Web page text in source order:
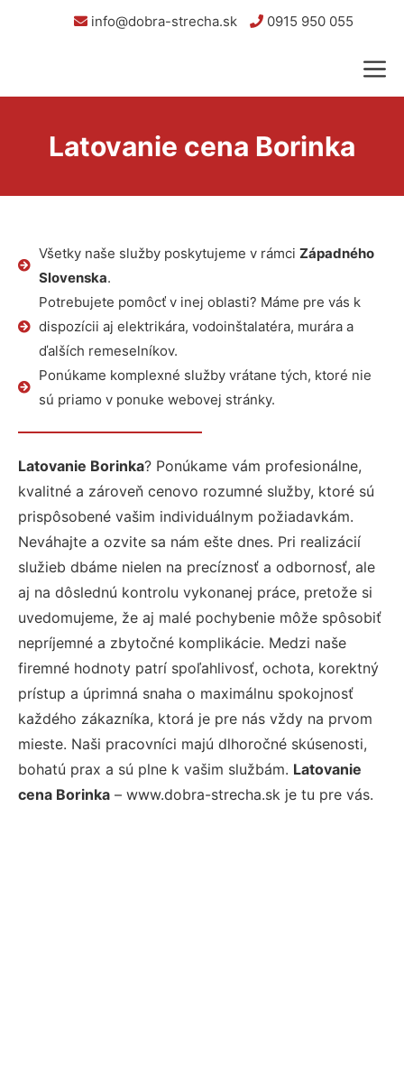
info@dobra-strecha.sk 0915 950 055
Latovanie cena Borinka
Všetky naše služby poskytujeme v rámci Západného
Slovenska.
Potrebujete pomôcť v inej oblasti? Máme pre vás k
dispozícii aj elektrikára, vodoinštalatéra, murára a
ďalších remeselníkov.
Ponúkame komplexné služby vrátane tých, ktoré nie
sú priamo v ponuke webovej stránky.
Latovanie Borinka? Ponúkame vám profesionálne,
kvalitné a zároveň cenovo rozumné služby, ktoré sú
prispôsobené vašim individuálnym požiadavkám.
Neváhajte a ozvite sa nám ešte dnes. Pri realizácií
služieb dbáme nielen na precíznosť a odbornosť, ale
aj na dôslednú kontrolu vykonanej práce, pretože si
uvedomujeme, že aj malé pochybenie môže spôsobiť
nepríjemné a zbytočné komplikácie. Medzi naše
firemné hodnoty patrí spoľahlivosť, ochota, korektný
prístup a úprimná snaha o maximálnu spokojnosť
každého zákazníka, ktorá je pre nás vždy na prvom
mieste. Naši pracovníci majú dlhoročné skúsenosti,
bohatú prax a sú plne k vašim službám. Latovanie
cena Borinka – www.dobra-strecha.sk je tu pre vás.